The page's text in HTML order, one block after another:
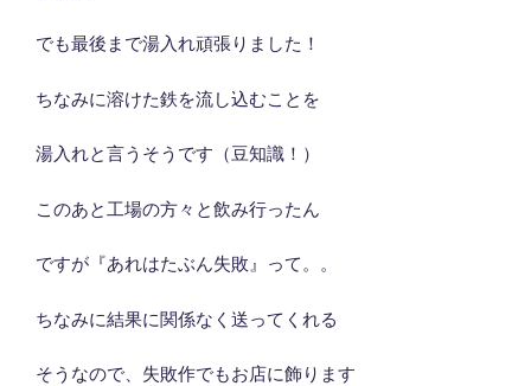
でも最後まで湯入れ頑張りました！
ちなみに溶けた鉄を流し込むことを
湯入れと言うそうです（豆知識！）
このあと工場の方々と飲み行ったん
ですが『あれはたぶん失敗』って。。
ちなみに結果に関係なく送ってくれる
そうなので、失敗作でもお店に飾ります